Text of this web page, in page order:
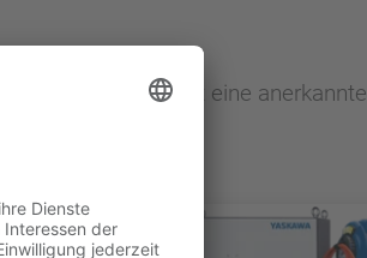
verbessern und ist eine anerkannte